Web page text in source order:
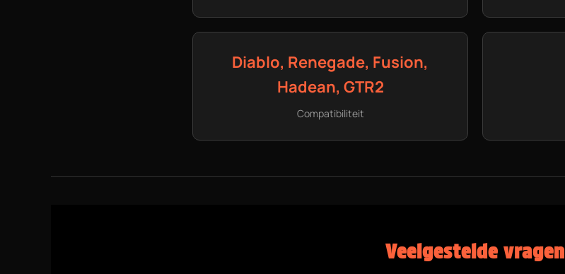
Diablo, Renegade, Fusion,
Hadean, GTR2
Compatibiliteit
Veelgestelde vragen